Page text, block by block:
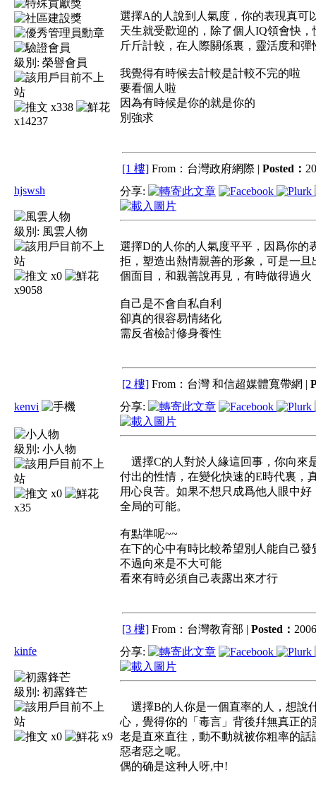
級別: 榮譽會員
x338
x14237
選擇A的人說到人氣度，你的表現真可
天生就受歡迎的，除了個人IQ領會快
斤斤計較，在人際關係裏，靈活度和
我覺得有時候去計較是計較不完的啦
要看個人啦
因為有時候是你的就是你的
別強求
[1 樓] From：台灣政府網際 | Posted：
hjswsh
級別: 風雲人物
x0
x9058
分享:
選擇D的人你的人氣度平平，因爲你的
拒，塑造出熱情親善的形象，可是一
個面目，和親善說再見，有時做得過
自己是不會自私自利
卻真的很容易情緒化
需反省檢討修身養性
[2 樓] From：台灣 和信超媒體寬帶網 |
kenvi
級別: 小人物
x0
x35
分享:
選擇C的人對於人緣這回事，你向來
付出的性情，在變化快速的E時代裏，
用心良苦。如果不想只成爲他人眼中
全局的可能。
有點準呢~~
在下的心中有時比較希望別人能自己發
不過向來是不大可能
看來有時必須自己表露出來才行
[3 樓] From：台灣教育部 | Posted：
kinfe
級別: 初露鋒芒
x0 x9
分享:
選擇B的人你是一個直率的人，想說
心，覺得你的「毒言」背後幷無真正
老是直來直往，動不動就被你粗率的
惡者惡之呢。
偶的确是这种人呀,中!